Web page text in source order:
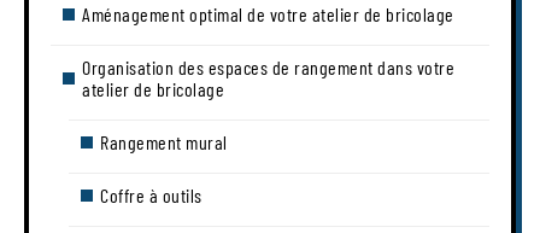
Aménagement optimal de votre atelier de bricolage
Organisation des espaces de rangement dans votre
atelier de bricolage
Rangement mural
Coffre à outils